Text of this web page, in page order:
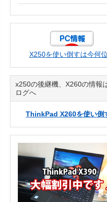
X250を使い倒すは今何
x250の後継機、X260の情報
ログへ
ThinkPad X260を使い倒